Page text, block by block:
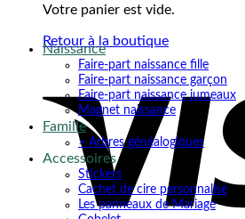
Votre panier est vide.
Retour à la boutique
Naissance
Faire-part naissance fille
Faire-part naissance garçon
Faire-part naissance jumeaux
Magnet naissance
Famille
> Arbres généalogiques
Accessoires
Stickers
Cachet de cire personnalisé
Les panneaux de Mariage